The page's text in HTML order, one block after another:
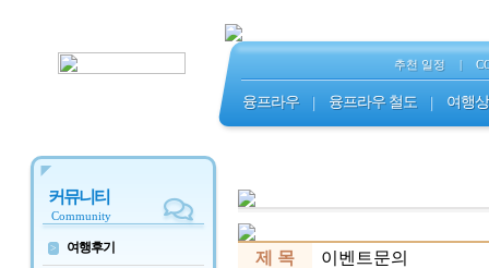
추천 일정 |
융프라우 | 융프라우 철도 | 여행
커뮤니티
Community
> 여행후기
제 목
이벤트문의